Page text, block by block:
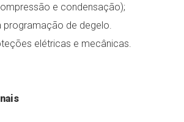
e condensação);
programação de degelo.
elétricas e mecânicas.